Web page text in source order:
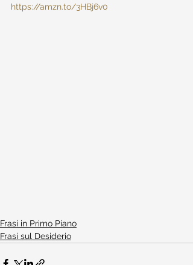
https://amzn.to/3HBj6v0
Frasi in Primo Piano
Frasi sul Desiderio